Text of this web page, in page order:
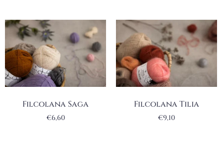
Filcolana Saga
€6,60
Filcolana Tilia
€9,10